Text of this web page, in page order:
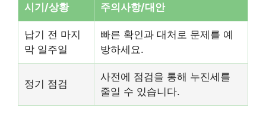
시기/상황 주의사항/대안
납기 전 마지
막 일주일
빠른 확인과 대처로 문제를 예
방하세요.
정기 점검
사전에 점검을 통해 누진세를
줄일 수 있습니다.